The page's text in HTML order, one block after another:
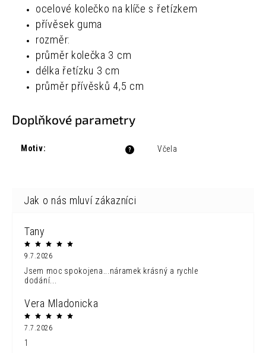
ocelové kolečko na klíče s řetízkem
přívěsek guma
rozměr:
průměr kolečka 3 cm
délka řetízku 3 cm
průměr přívěsků 4,5 cm
Doplňkové parametry
?
Motiv: Včela
Tany
9.7.2026
Jsem moc spokojena...náramek krásný a rychle
dodání...
Vera Mladonicka
7.7.2026
1